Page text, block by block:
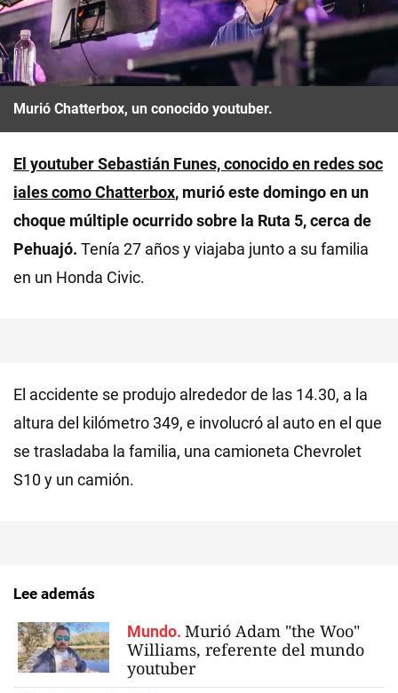
Murió Chatterbox, un conocido youtuber.
El youtuber Sebastián Funes, conocido en redes soc
iales como Chatterbox, murió este domingo en un
choque múltiple ocurrido sobre la Ruta 5, cerca de
Pehuajó. Tenía 27 años y viajaba junto a su familia
en un Honda Civic.
El accidente se produjo alrededor de las 14.30, a la
altura del kilómetro 349, e involucró al auto en el que
se trasladaba la familia, una camioneta Chevrolet
S10 y un camión.
Lee además
Mundo. Murió Adam "the Woo"
Williams, referente del mundo
youtuber